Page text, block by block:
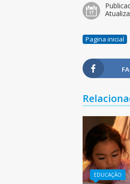
Pagina inicial
EDUCAÇÃO